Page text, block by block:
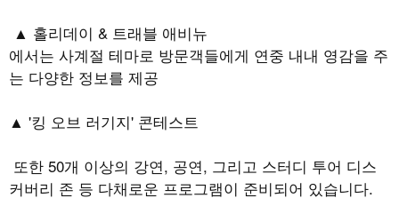
▲ 홀리데이 & 트래블 애비뉴
에서는 사계절 테마로 방문객들에게 연중 내내 영감을 주
는 다양한 정보를 제공
▲ '킹 오브 러기지' 콘테스트
또한 50개 이상의 강연, 공연, 그리고 스터디 투어 디스
커버리 존 등 다채로운 프로그램이 준비되어 있습니다.